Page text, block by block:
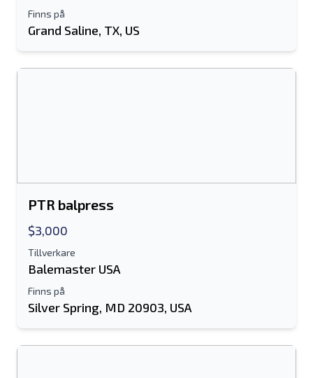
E-postadress
Finns på
Grand Saline, TX, US
PTR balpress
$3,000
Tillverkare
Balemaster USA
Finns på
Silver Spring, MD 20903, USA